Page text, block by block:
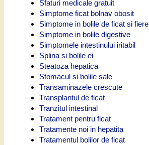
Sfaturi medicale gratuit
Simptome ficat bolnav obosit
Simptome in bolile de ficat si fiere
Simptome in bolile digestive
Simptomele intestinului iritabil
Splina si bolile ei
Steatoza hepatica
Stomacul si bolile sale
Transaminazele crescute
Transplantul de ficat
Tranzitul intestinal
Tratament pentru ficat
Tratamente noi in hepatita
Tratamentul bolilor de ficat